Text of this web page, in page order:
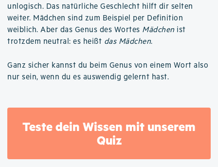
unlogisch. Das natürliche Geschlecht hilft dir selten
weiter. Mädchen sind zum Beispiel per Definition
weiblich. Aber das Genus des Wortes Mädchen ist
trotzdem neutral: es heißt das Mädchen.
Ganz sicher kannst du beim Genus von einem Wort also
nur sein, wenn du es auswendig gelernt hast.
Teste dein Wissen mit unserem
Quiz